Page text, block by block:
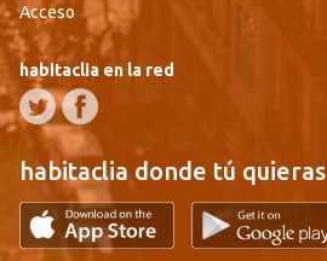
Acceso
habitaclia en la red
habitaclia donde tú quieras